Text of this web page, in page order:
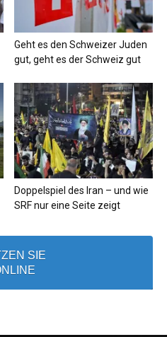
Geht es den Schweizer Juden
gut, geht es der Schweiz gut
Doppelspiel des Iran – und wie
SRF nur eine Seite zeigt
SIE